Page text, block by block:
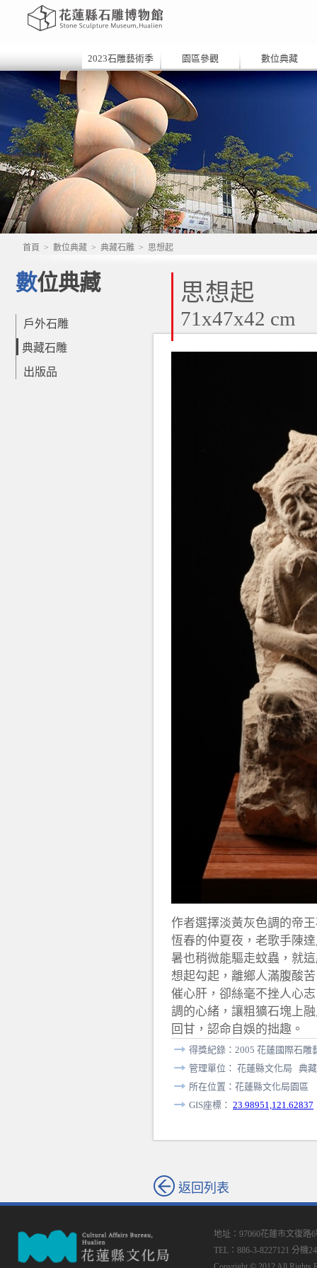
2023石雕藝術季 園區參觀 數位典藏
首頁 > 數位典藏 > 典藏石雕 > 思想起
數位典藏
戶外石雕
典藏石雕
出版品
思想起
71x47x42 cm
作者選擇淡黃灰色調的帝
恆春的仲夏夜，老歌手陳
暑也稍微能驅走蚊蟲，就
想起勾起，離鄉人滿腹酸
催心肝，卻絲毫不挫人心
調的心緒，讓粗獷石塊上
回甘，認命自娛的拙趣。
得獎紀錄：2005 花蓮國際石雕
管理單位： 花蓮縣文化局 典藏
所在位置：花蓮縣文化局園區
GIS座標： 23.98951,121.62837
返回列表
地址：97060花蓮市文復路
TEL：886-3-8227121 分機